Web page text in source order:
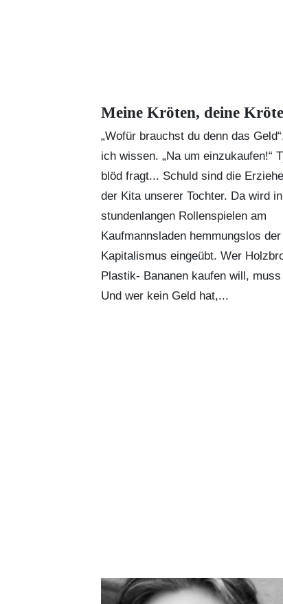
Meine Kröten, deine
„Wofür brauchst du denn das
ich wissen. „Na um einzukaufen!“
blöd fragt... Schuld sind die
der Kita unserer Tochter. Da wird in
stundenlangen Rollenspielen am
Kaufmannsladen hemmungslos der
Kapitalismus eingeübt. Wer
Plastik- Bananen kaufen will,
Und wer kein Geld hat,...